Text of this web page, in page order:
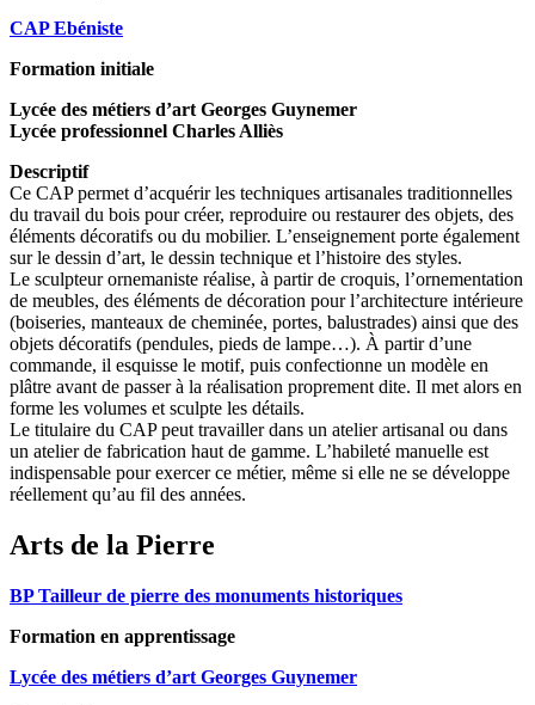
CAP Ebéniste
Formation initiale
Lycée des métiers d’art Georges Guynemer
Lycée professionnel Charles Alliès
Descriptif
Ce CAP permet d’acquérir les techniques artisanales traditionnelles
du travail du bois pour créer, reproduire ou restaurer des objets, des
éléments décoratifs ou du mobilier. L’enseignement porte également
sur le dessin d’art, le dessin technique et l’histoire des styles.
Le sculpteur ornemaniste réalise, à partir de croquis, l’ornementation
de meubles, des éléments de décoration pour l’architecture intérieure
(boiseries, manteaux de cheminée, portes, balustrades) ainsi que des
objets décoratifs (pendules, pieds de lampe…). À partir d’une
commande, il esquisse le motif, puis confectionne un modèle en
plâtre avant de passer à la réalisation proprement dite. Il met alors en
forme les volumes et sculpte les détails.
Le titulaire du CAP peut travailler dans un atelier artisanal ou dans
un atelier de fabrication haut de gamme. L’habileté manuelle est
indispensable pour exercer ce métier, même si elle ne se développe
réellement qu’au fil des années.
Arts de la Pierre
BP Tailleur de pierre des monuments historiques
Formation en apprentissage
Lycée des métiers d’art Georges Guynemer